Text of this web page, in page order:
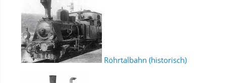
Röhrtalbahn (historisch)